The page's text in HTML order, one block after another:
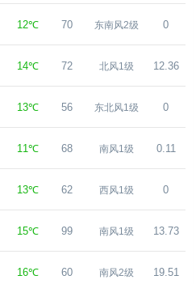
12℃ 70 东南风2级 0
14℃ 72 北风1级 12.36
13℃ 56 东北风1级 0
11℃ 68 南风1级 0.11
13℃ 62 西风1级 0
15℃ 99 南风1级 13.73
16℃ 60 南风2级 19.51